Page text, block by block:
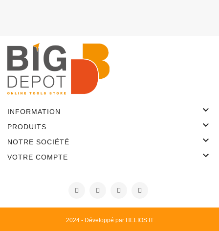
INFORMATION 
PRODUITS 
NOTRE SOCIÉTÉ 
VOTRE COMPTE 
2024 - Développé par HELIOS IT